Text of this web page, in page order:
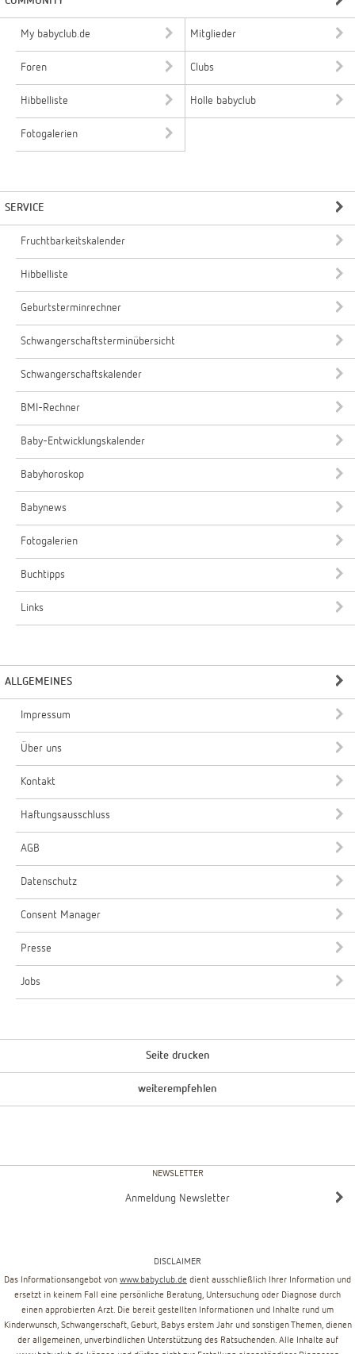
My babyclub.de Mitglieder
Foren Clubs
Hibbelliste Holle babyclub
Fotogalerien
SERVICE
Fruchtbarkeitskalender
Hibbelliste
Geburtsterminrechner
Schwangerschaftsterminübersicht
Schwangerschaftskalender
BMI-Rechner
Baby-Entwicklungskalender
Babyhoroskop
Babynews
Fotogalerien
Buchtipps
Links
ALLGEMEINES
Impressum
Über uns
Kontakt
Haftungsausschluss
AGB
Datenschutz
Consent Manager
Presse
Jobs
Seite drucken
weiterempfehlen
NEWSLETTER
Anmeldung Newsletter
DISCLAIMER
Das Informationsangebot von www.babyclub.de dient ausschließlich Ihrer Information und
ersetzt in keinem Fall eine persönliche Beratung, Untersuchung oder Diagnose durch
einen approbierten Arzt. Die bereit gestellten Informationen und Inhalte rund um
Kinderwunsch, Schwangerschaft, Geburt, Babys erstem Jahr und sonstigen Themen, dienen
der allgemeinen, unverbindlichen Unterstützung des Ratsuchenden. Alle Inhalte auf